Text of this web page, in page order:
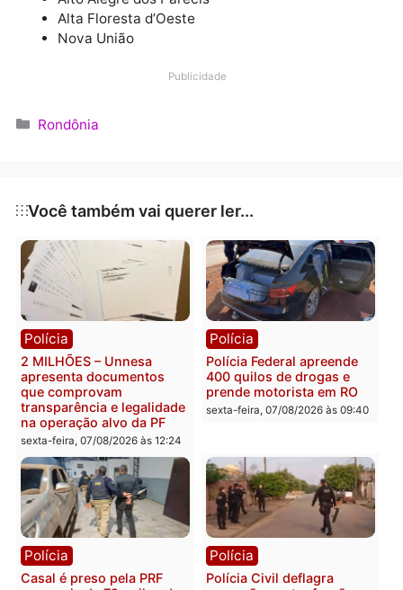
Terça-feira (19/11)
Alta Floresta d’Oeste
Nova União
Publicidade
Categorias
Rondônia
Você também vai querer ler...
Polícia Polícia